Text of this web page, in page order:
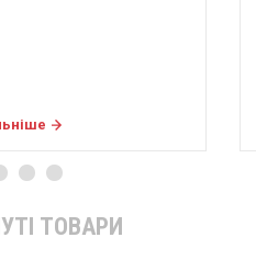
ТОВАРИ